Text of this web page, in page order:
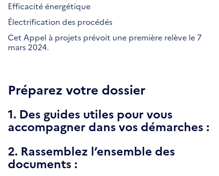
Efficacité énergétique
Électrification des procédés
Cet Appel à projets prévoit une première relève le 7
mars 2024.
Préparez votre dossier
1. Des guides utiles pour vous
accompagner dans vos démarches :
2. Rassemblez l’ensemble des
documents :